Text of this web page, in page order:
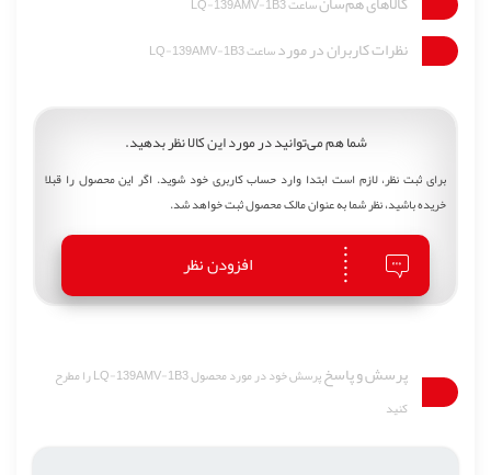
نظرات کاربران در موردساعت LQ-139AMV-1B3
شما هم می‌توانید در مورد این کالا نظر بدهید.
برای ثبت نظر، لازم است ابتدا وارد حساب کاربری خود شوید. اگر این محصول را قبلا
خریده باشید، نظر شما به عنوان مالک محصول ثبت خواهد شد.
افزودن نظر
پرسش و پاسخ
پرسش خود در مورد محصول LQ-139AMV-1B3 را مطرح
کنید